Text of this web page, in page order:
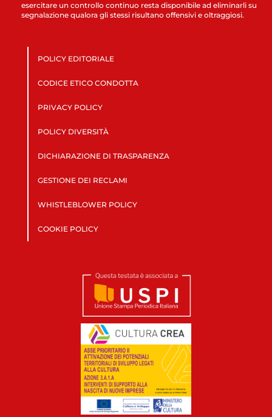
esercitare un controllo continuo resta disponibile ad eliminarli su
segnalazione qualora gli stessi risultano offensivi e oltraggiosi.
POLICY EDITORIALE
CODICE ETICO CONDOTTA
PRIVACY POLICY
POLICY DIVERSITÀ
DICHIARAZIONE DI TRASPARENZA
GESTIONE DEI RECLAMI
WHISTLEBLOWER POLICY
COOKIE POLICY